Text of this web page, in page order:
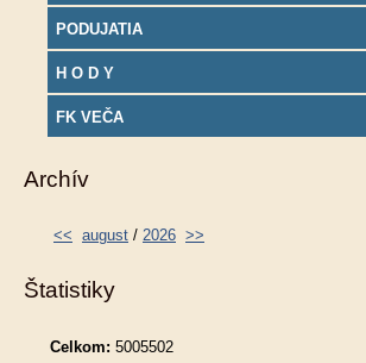
PODUJATIA
H O D Y
FK VEČA
Archív
<< august / 2026 >>
Štatistiky
Celkom: 5005502